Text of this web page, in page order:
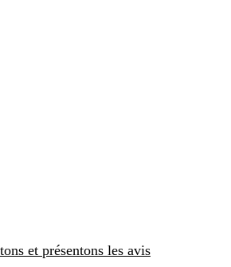
et présentons les avis